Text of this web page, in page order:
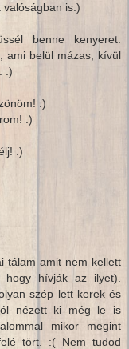
valóságban is:)
benne kenyeret.
ami belül mázas, kívül
:)
:)
:)
:)
tálam amit nem kellett
hívják az ilyet).
szép lett kerek és
nézett ki még le is
mikor megint
tört. :( Nem tudod